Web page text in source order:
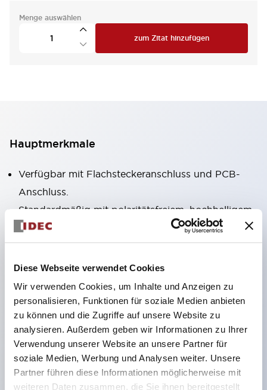
Diese Webseite verwendet Cookies
Wir verwenden Cookies, um Inhalte und Anzeigen zu
personalisieren, Funktionen für soziale Medien anbieten
zu können und die Zugriffe auf unsere Website zu
analysieren. Außerdem geben wir Informationen zu Ihrer
Verwendung unserer Website an unsere Partner für
soziale Medien, Werbung und Analysen weiter. Unsere
Partner führen diese Informationen möglicherweise mit
weiteren Daten zusammen, die Sie ihnen bereitgestellt
Menge auswählen
zum Zitat hinzufügen
Hauptmerkmale
Verfügbar mit Flachsteckeranschluss und PCB-
Anschluss.
Standardmäßig mit polaritätsfreiem, hochhelligem
LED-Betriebsanzeiger (nur
Flachsteckeranschluss).
Verfügbar als RoHS-konformes Modell.
Mechanischer Indikator zur Bestätigung des
Kontaktzustands standardmäßig enthalten (nur
Flachsteckeranschluss).
Ausgestattet mit farbigem Rasthebel zur
Unterscheidung von AC- und DC-Spulen.
Eingesetztes Beschriftungsfeld (gelb). Auch vier